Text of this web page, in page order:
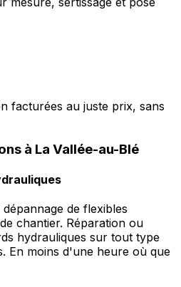
facturées au juste prix, sans
à La Vallée-au-Blé
de flexibles
chantier. Réparation ou
hydrauliques sur tout type
En moins d'une heure où que